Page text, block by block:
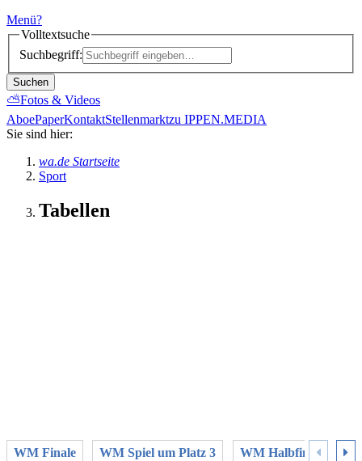
Menü?
Volltextsuche
Suchbegriff:
Suchen
⛅Fotos & Videos
AboePaperKontaktStellenmarktzu IPPEN.MEDIA
Sie sind hier:
wa.de Startseite
Sport
Tabellen
WM Finale WM Spiel um Platz 3 WM Halbfinale